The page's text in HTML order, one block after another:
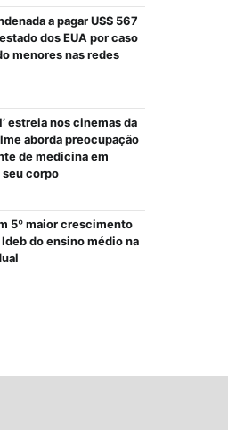
a pagar US$ 567
dos EUA por caso
menores nas redes
estreia nos cinemas da
aborda preocupação
de medicina em
seu corpo
5º maior crescimento
do ensino médio na